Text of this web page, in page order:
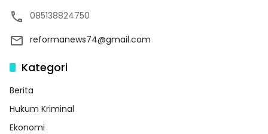
085138824750
reformanews74@gmail.com
Kategori
Berita
Hukum Kriminal
Ekonomi